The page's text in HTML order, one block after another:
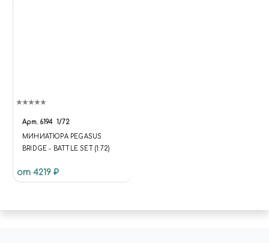
Арт. 6194 1/72
МИНИАТЮРА PEGASUS
BRIDGE - BATTLE SET (1:72)
от 4219 ₽